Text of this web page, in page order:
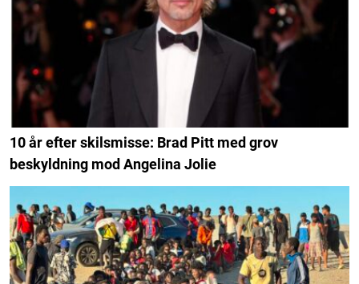
10 år efter skilsmisse: Brad Pitt med grov
beskyldning mod Angelina Jolie